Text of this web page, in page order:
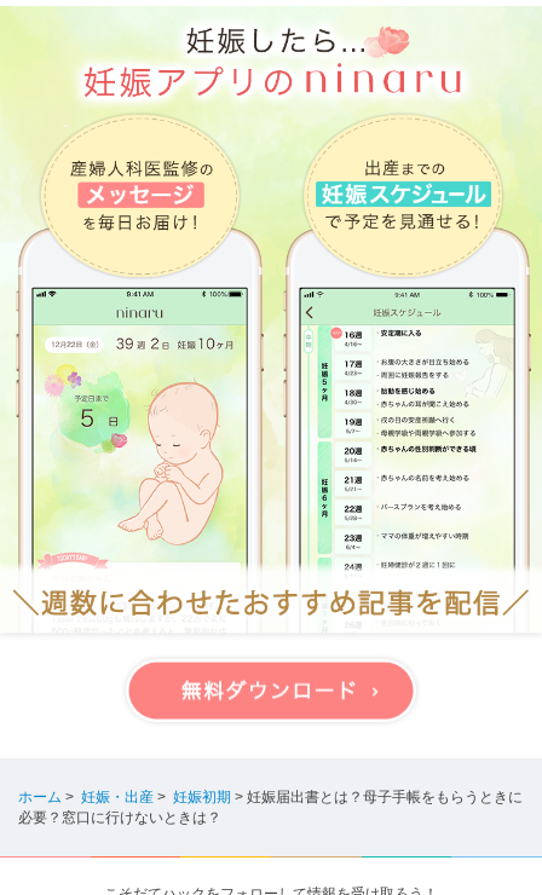
ホーム > 妊娠・出産 > 妊娠初期 > 妊娠届出書とは？母子手帳をもらうときに
必要？窓口に行けないときは？